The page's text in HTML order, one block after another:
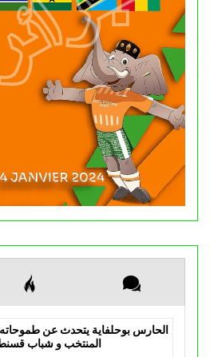
الحارس بوحلفاية يتحدث عن
المنتخب و شباب